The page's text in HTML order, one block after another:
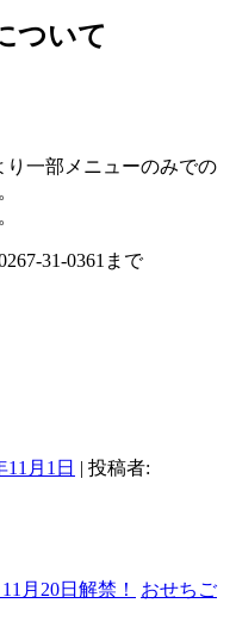
ついて
り一部メニューのみでの
31-0361まで
11月1日 | 投稿者:
月20日解禁！
おせちご